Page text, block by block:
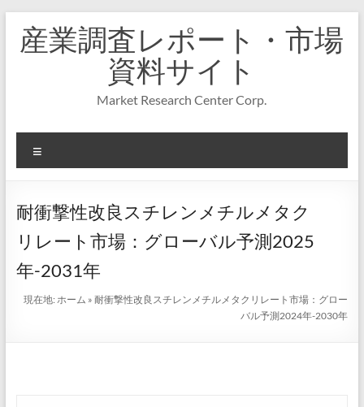
キ
プ
産業調査レポート・市場
資料サイト
Market Research Center Corp.
ニ
ー
耐衝撃性改良スチレンメチルメタク
リレート市場：グローバル予測2025
年-2031年
現在地:ホーム »耐衝撃性改良スチレンメチルメタクリレート市場：グロー
バル予測2024年-2030年